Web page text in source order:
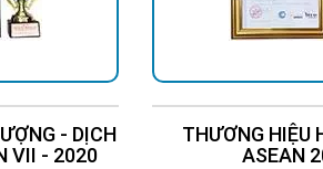
- DỊCH
VII - 2020
THƯƠNG HIỆU
ASEAN